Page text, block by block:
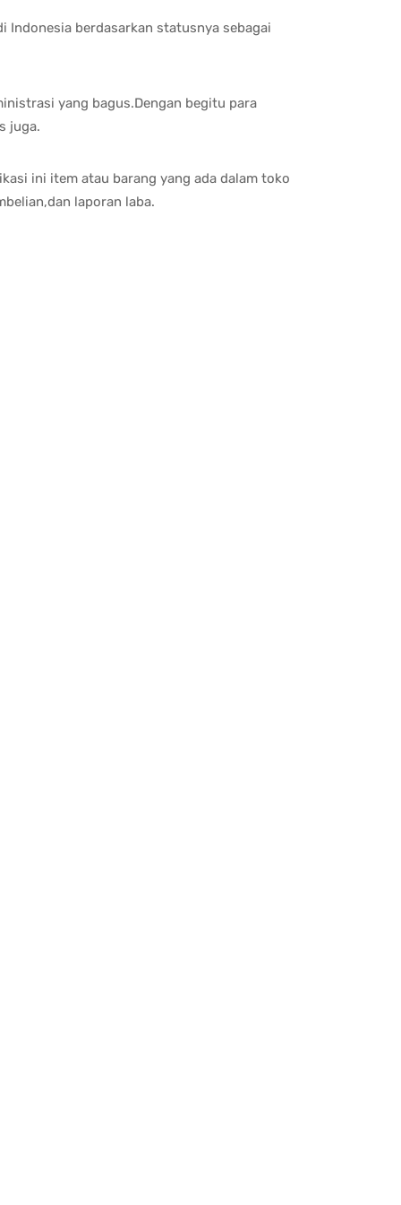
Indonesia berdasarkan statusnya sebagai
yang bagus.Dengan begitu para
juga.
ini item atau barang yang ada dalam toko
laporan laba.